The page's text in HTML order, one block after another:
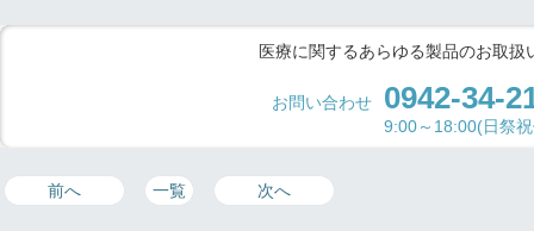
医療に関するあらゆる製品のお取
お問い合わせ 0942-34-
9:00～18:00(日祭
前へ 一覧 次へ